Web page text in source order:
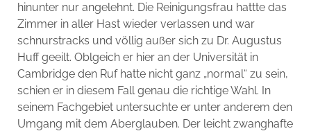
hinunter nur angelehnt. Die Reinigungsfrau hattte das
Zimmer in aller Hast wieder verlassen und war
schnurstracks und völlig außer sich zu Dr. Augustus
Huff geeilt. Oblgeich er hier an der Universität in
Cambridge den Ruf hatte nicht ganz „normal“ zu sein,
schien er in diesem Fall genau die richtige Wahl. In
seinem Fachgebiet untersuchte er unter anderem den
Umgang mit dem Aberglauben. Der leicht zwanghafte